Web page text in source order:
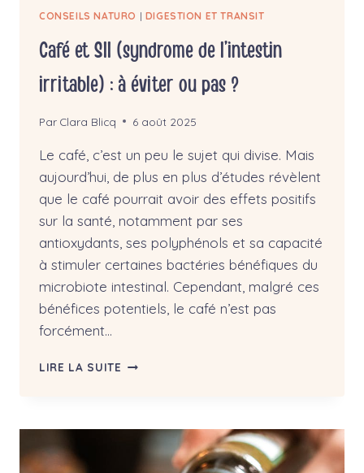
CONSEILS NATURO | DIGESTION ET TRANSIT
Café et SII (syndrome de l’intestin
irritable) : à éviter ou pas ?
Par Clara Blicq 6 août 2025
Le café, c’est un peu le sujet qui divise. Mais
aujourd’hui, de plus en plus d’études révèlent
que le café pourrait avoir des effets positifs
sur la santé, notamment par ses
antioxydants, ses polyphénols et sa capacité
à stimuler certaines bactéries bénéfiques du
microbiote intestinal. Cependant, malgré ces
bénéfices potentiels, le café n’est pas
forcément…
LIRE LA SUITE CAFÉ
DE
L’INTESTIN
IRRITABLE)